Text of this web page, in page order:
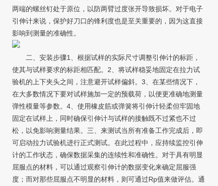
两端的螺丝钉处于原位，以防两臂过度张开导致损坏。对于电子
引伸计来说，保护好刀口的锋利度也是至关重要的，因为这直接
影响到测量的准确性。
二、安装步骤1、根据试样的实际尺寸调整引伸计的标距，
使其与试样要求的标距相匹配。2、将试样稳妥地固定在拉力试
验机的上下夹头之间，注意避开试样偏斜。3、在某些情况下，
在大多数情况下要对试样施加一定的预载荷，以便更准确地测量
弹性模量等参数。4、使用橡皮筋或弹簧将引伸计轻柔但牢固地
固定在试样上，同时确保引伸计与试样的接触既不过紧也不过
松，以免影响测量结果。三、来测试当所有准备工作完成后，即
可启动拉力试验机进行正式测试。在此过程中，应持续监控引伸
计的工作状态，确保数据采集的连续性和准确性。对于具有明显
屈服点的材料，可以通过观察引伸计的数据变化来确定屈服强
度；而对那些屈服点不明显的材料，则可通过Rp值来做评估。通